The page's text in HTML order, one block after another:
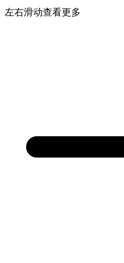
左右滑动查看更多